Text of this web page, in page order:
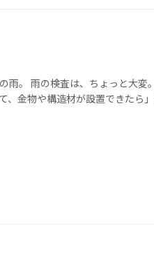
雨。 雨の検査は、ちょっと大変
、金物や構造材が設置できたら